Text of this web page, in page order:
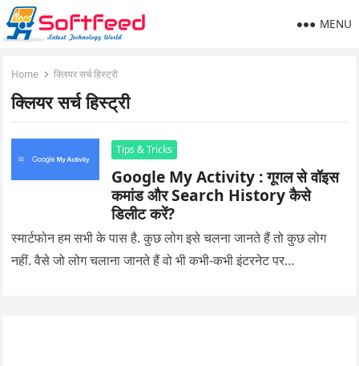
MENU
Home क्लियर सर्च हिस्ट्री
क्लियर सर्च हिस्ट्री
Tips & Tricks
Google My Activity : गूगल से वॉइस
कमांड और Search History कैसे
डिलीट करें?
स्मार्टफोन हम सभी के पास है. कुछ लोग इसे चलना जानते हैं तो कुछ लोग
नहीं. वैसे जो लोग चलाना जानते हैं वो भी कभी-कभी इंटरनेट पर…